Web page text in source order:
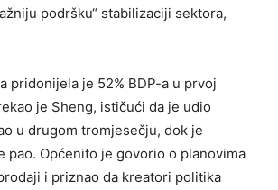
podršku“ stabilizaciji sektora,
pridonijela je 52% BDP-a u prvoj
je Sheng, ističući da je udio
u drugom tromjesečju, dok je
pao. Općenito je govorio o planovima
i priznao da kreatori politika